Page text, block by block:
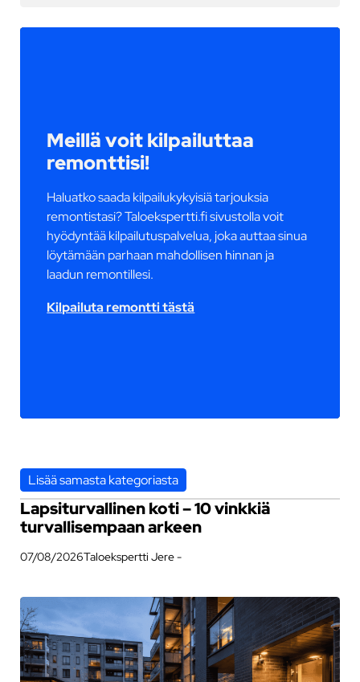
Meillä voit kilpailuttaa
remonttisi!
Haluatko saada kilpailukykyisiä tarjouksia
remontistasi? Taloekspertti.fi sivustolla voit
hyödyntää kilpailutuspalvelua, joka auttaa sinua
löytämään parhaan mahdollisen hinnan ja
laadun remontillesi.
Kilpailuta remontti tästä
Lisää samasta kategoriasta
Lapsiturvallinen koti – 10 vinkkiä
turvallisempaan arkeen
07/08/2026Taloekspertti Jere -